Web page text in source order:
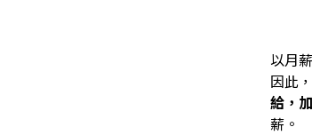
以月
因此
給，
薪。